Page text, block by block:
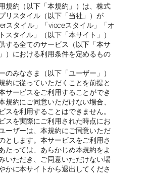
規約（以下「本規約」）は、株式
リスタイル（以下「当社」）が
スタイル」「vioceスタイル」「オ
スタイル」（以下「本サイト」）
する全てのサービス（以下「本サ
）における利用条件を定めるもの
のみなさま（以下「ユーザー」）
約に従っていただくことを前提と
サービスをご利用することができ
規約にご同意いただけない場合、
スを利用することはできません。
スを実際にご利用された時点にお
ーザーは、本規約にご同意いただ
とします。本サービスをご利用さ
たっては、あらかじめ本規約をよ
いただき、ご同意いただけない場
かに本サイトから退出してくださ